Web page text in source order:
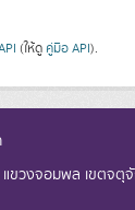
(ให้ดู คู่มือ API).
ขวงจอมพล เขตจตุ